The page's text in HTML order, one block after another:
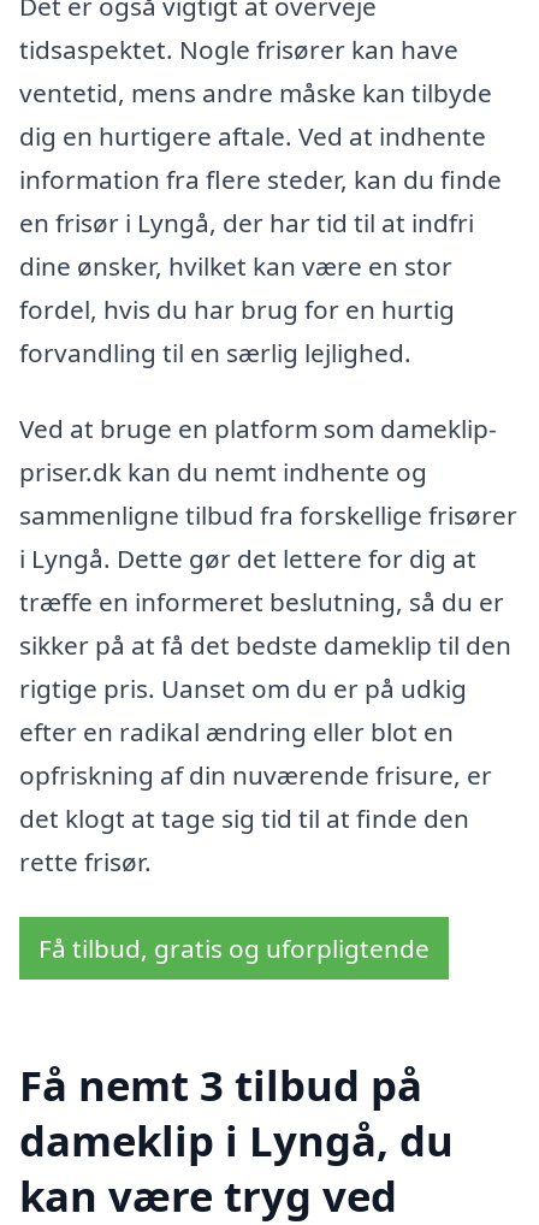
tidsaspektet. Nogle frisører kan have
ventetid, mens andre måske kan tilbyde
dig en hurtigere aftale. Ved at indhente
information fra flere steder, kan du finde
en frisør i Lyngå, der har tid til at indfri
dine ønsker, hvilket kan være en stor
fordel, hvis du har brug for en hurtig
forvandling til en særlig lejlighed.
Ved at bruge en platform som dameklip-
priser.dk kan du nemt indhente og
sammenligne tilbud fra forskellige frisører
i Lyngå. Dette gør det lettere for dig at
træffe en informeret beslutning, så du er
sikker på at få det bedste dameklip til den
rigtige pris. Uanset om du er på udkig
efter en radikal ændring eller blot en
opfriskning af din nuværende frisure, er
det klogt at tage sig tid til at finde den
rette frisør.
Få tilbud, gratis og uforpligtende
Få nemt 3 tilbud på
dameklip i Lyngå, du
kan være tryg ved